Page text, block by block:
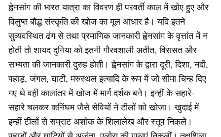
ह्वेनसांग की भारत यात्रा का विवरण ही परवर्ती काल में खोए हुए और
विलुप्त बौद्ध संस्कृति की खोज का मूल आधार है। यदि इतने
सुव्यवस्थित ढंग से तथा प्रमाणिक जानकारी ह्वेनसांग के वृत्तांत में न
होती तो शायद दुनिया को इतनी गौरवशाली अतीत, विरासत और
सभ्यता की जानकारी दुरुह होती। ह्वेनसांग के द्वारा दूरी, दिशा, नदी,
पहाड़, जंगल, घाटी, मरुस्थल इत्यादि के रूप में जो सीमा चिन्ह दिए
गए थे वही कालांतर में खोज में मार्ग दर्शक बने। इन्हीं के सहारे-
सहारे चलकर कनिंघम जैसे सेवियों ने टीलों को खोजा। खुदाई में
इन्हीं टीलों से सम्राट अशोक के शिलालेख और स्तूप निकले।